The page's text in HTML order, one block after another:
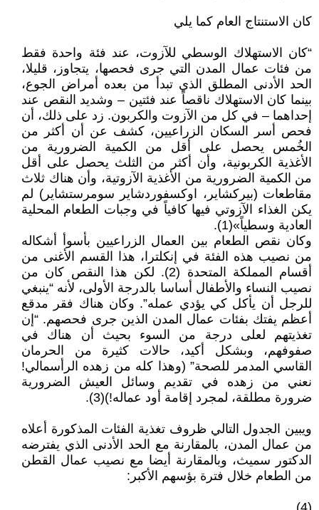
كان الاستنتاج العام كما يلي
“كان الاستهلاك الوسطي للآزوت، عند فئة واحدة فقط
من فئات عمال المدن التي جرى فحصها، يتجاوز، قليلا،
الحد الأدنى المطلق الذي تبدأ من بعده أمراض الجوع،
بينما كان الاستهلاك ناقصاً عند فئتين – وشدید النقص عند
إحداهما – في كل من الآزوت والكربون. زد على ذلك، أن
فحص أسر السكان الزراعيين، كشف عن أن أكثر من
الخُمس يحصل على أقل من الكمية الضرورية من
الأغذية الكربونية، وأن أكثر من الثلث يحصل على أقل
من الكمية الضرورية من الأغذية الآزوتية، وأن هناك ثلاث
مقاطعات (بیرکشایر، اوکسفوردشایر سومرستشایر) لم
يكن الغذاء الآزوتي فيها كافياً في وجبات الطعام المحلية
العادية وسطياً»(1).
وكان نقص الطعام بين العمال الزراعيين بأسوأ أشكاله
من نصيب هذه الفئة في إنكلترا، هذا القسم الأغنى من
أقسام المملكة المتحدة (2). لكن هذا النقص كان من
نصيب النساء والأطفال أساسا بالدرجة الأولى، لأنه “ينبغي
للرجل أن يأكل كي يؤدي عمله”. وكان هناك فقر مدقع
أعظم يفتك بفئات عمال المدن الذين جرى فحصهم. “إن
تغذيتهم لعلى درجة من السوء بحيث أن هناك في
صفوفهم، وبشكل أكيد، حالات كثيرة من الحرمان
القاسي المدمر للصحة” (وهذا كله من زهده الرأسمالي!
نعني من زهده في تقديم وسائل العيش الضرورية
ضرورة مطلقة، لمجرد إقامة أود عماله!)(3).
ويبين الجدول التالي ظروف تغذية الفئات المذكورة أعلاه
من عمال المدن، بالمقارنة مع الحد الأدنى الذي يفترضه
الدكتور سميث، وبالمقارنة أيضا مع نصیب عمال القطن
من الطعام خلال فترة بؤسهم الأكبر: